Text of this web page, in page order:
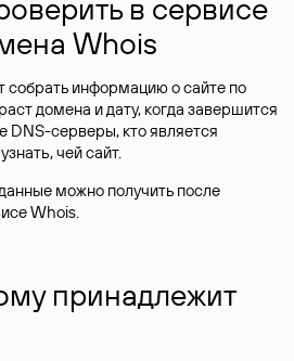
в сервисе
Whois
собрать информацию о сайте по
домена и дату, когда завершится
DNS-серверы, кто является
чей сайт.
можно получить после
Whois.
принадлежит